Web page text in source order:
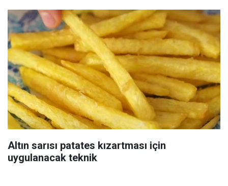
Altın sarısı patates kızartması için
uygulanacak teknik